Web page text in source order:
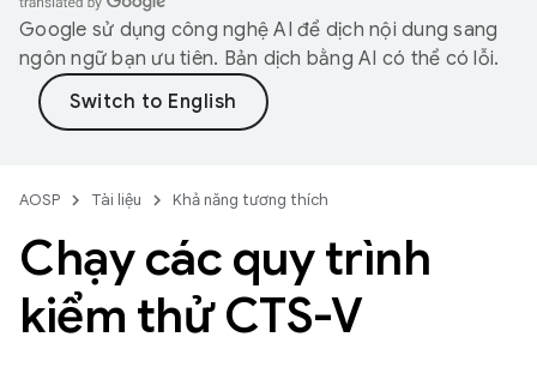
Google sử dụng công nghệ AI để dịch nội dung sang
ngôn ngữ bạn ưu tiên. Bản dịch bằng AI có thể có lỗi.
AOSP Tài liệu Khả năng tương thích
Chạy các quy trình
kiểm thử CTS-V